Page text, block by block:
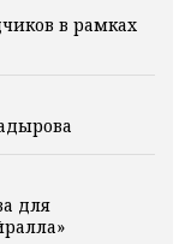
в рамках
для